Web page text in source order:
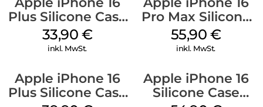
Plus Silicone Case
MagSafe Lake
Green
33,90 €
inkl. MwSt.
Pro Max Silicone
Case MagSafe
Stone Gray
55,90 €
inkl. MwSt.
Apple iPhone 16
Plus Silicone Case
Apple iPhone 16
Silicone Case